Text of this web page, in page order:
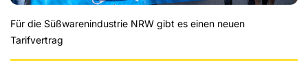
Für die Süßwarenindustrie NRW gibt es einen neuen
Tarifvertrag